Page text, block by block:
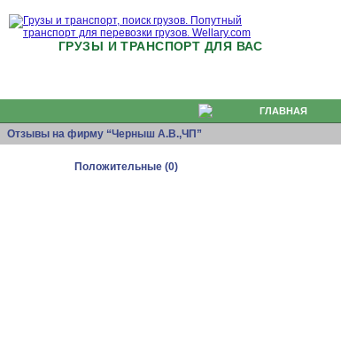
ГРУЗЫ И ТРАНСПОРТ ДЛЯ ВАС
ГЛАВНАЯ
Отзывы на фирму “Черныш А.В.,ЧП”
Положительные (0)